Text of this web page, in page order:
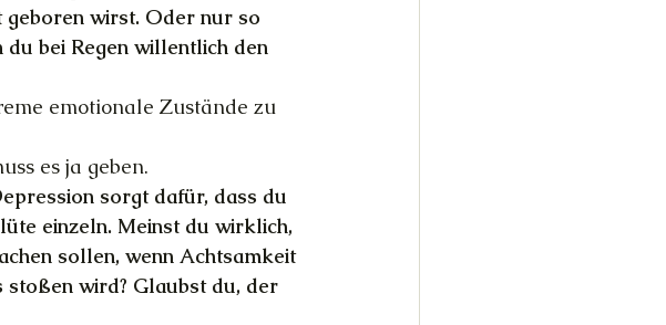
geboren wirst. Oder nur so
bei Regen willentlich den
emotionale Zustände zu
es ja geben.
sorgt dafür, dass du
einzeln. Meinst du wirklich,
sollen, wenn Achtsamkeit
stoßen wird? Glaubst du, der